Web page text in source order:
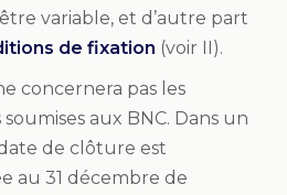
variable, et d’autre part
de fixation (voir II).
concernera pas les
aux BNC. Dans un
de clôture est
au 31 décembre de